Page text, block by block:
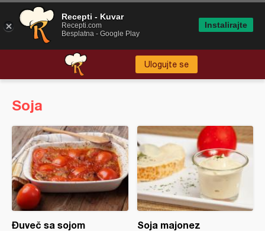
Ulogujte se
Soja
Đuveč sa sojom Soja majonez
Recepti - Kuvar
Recepti.com
Besplatna - Google Play
Instalirajte